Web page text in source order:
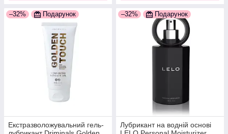
–32% Подарунок
Екстразволожувальний гель-
–32% Подарунок
Лубрикант на водній основі